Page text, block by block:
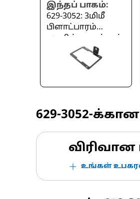
இந்தப் பாகம்:
629-3052: 3மிமீ
பிளாட்பாரம்
லயரிங் மவுண்டிங்
பிராக்கெட்
629-3052-
உங்கள்